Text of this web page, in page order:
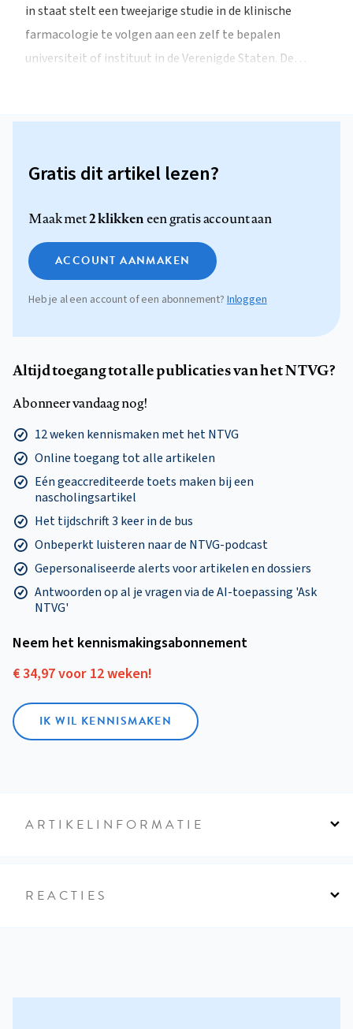
in staat stelt een tweejarige studie in de klinische
farmacologie te volgen aan een zelf te bepalen
universiteit of instituut in de Verenigde Staten. De…
Gratis dit artikel lezen?
Maak met2 klikkeneen gratis account aan
ACCOUNT AANMAKEN
Heb je al een account of een abonnement? Inloggen
Altijd toegang tot alle publicaties van het NTVG?
Abonneer vandaag nog!
12 weken kennismaken met het NTVG
Online toegang tot alle artikelen
Eén geaccrediteerde toets maken bij een
nascholingsartikel
Het tijdschrift 3 keer in de bus
Onbeperkt luisteren naar de NTVG-podcast
Gepersonaliseerde alerts voor artikelen en dossiers
Antwoorden op al je vragen via de AI-toepassing 'Ask
NTVG'
Neem het kennismakings­abonnement
€ 34,97 voor 12 weken!
IK WIL KENNISMAKEN
ARTIKELINFORMATIE
REACTIES